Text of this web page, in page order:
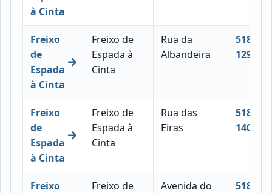
à Cinta
Freixo
de
Espada
à Cinta
Freixo de
Espada à
Cinta
Rua da
Albandeira
5180-
129
Freixo
de
Espada
à Cinta
Freixo de
Espada à
Cinta
Rua das
Eiras
5180-
140
Freixo
Freixo de
Avenida do
5180-